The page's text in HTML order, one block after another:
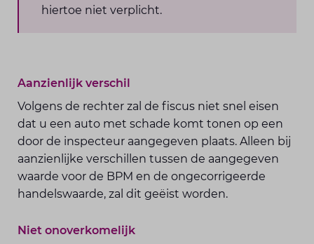
hiertoe niet verplicht.
Aanzienlijk verschil
Volgens de rechter zal de fiscus niet snel eisen
dat u een auto met schade komt tonen op een
door de inspecteur aangegeven plaats. Alleen bij
aanzienlijke verschillen tussen de aangegeven
waarde voor de BPM en de ongecorrigeerde
handelswaarde, zal dit geëist worden.
Niet onoverkomelijk